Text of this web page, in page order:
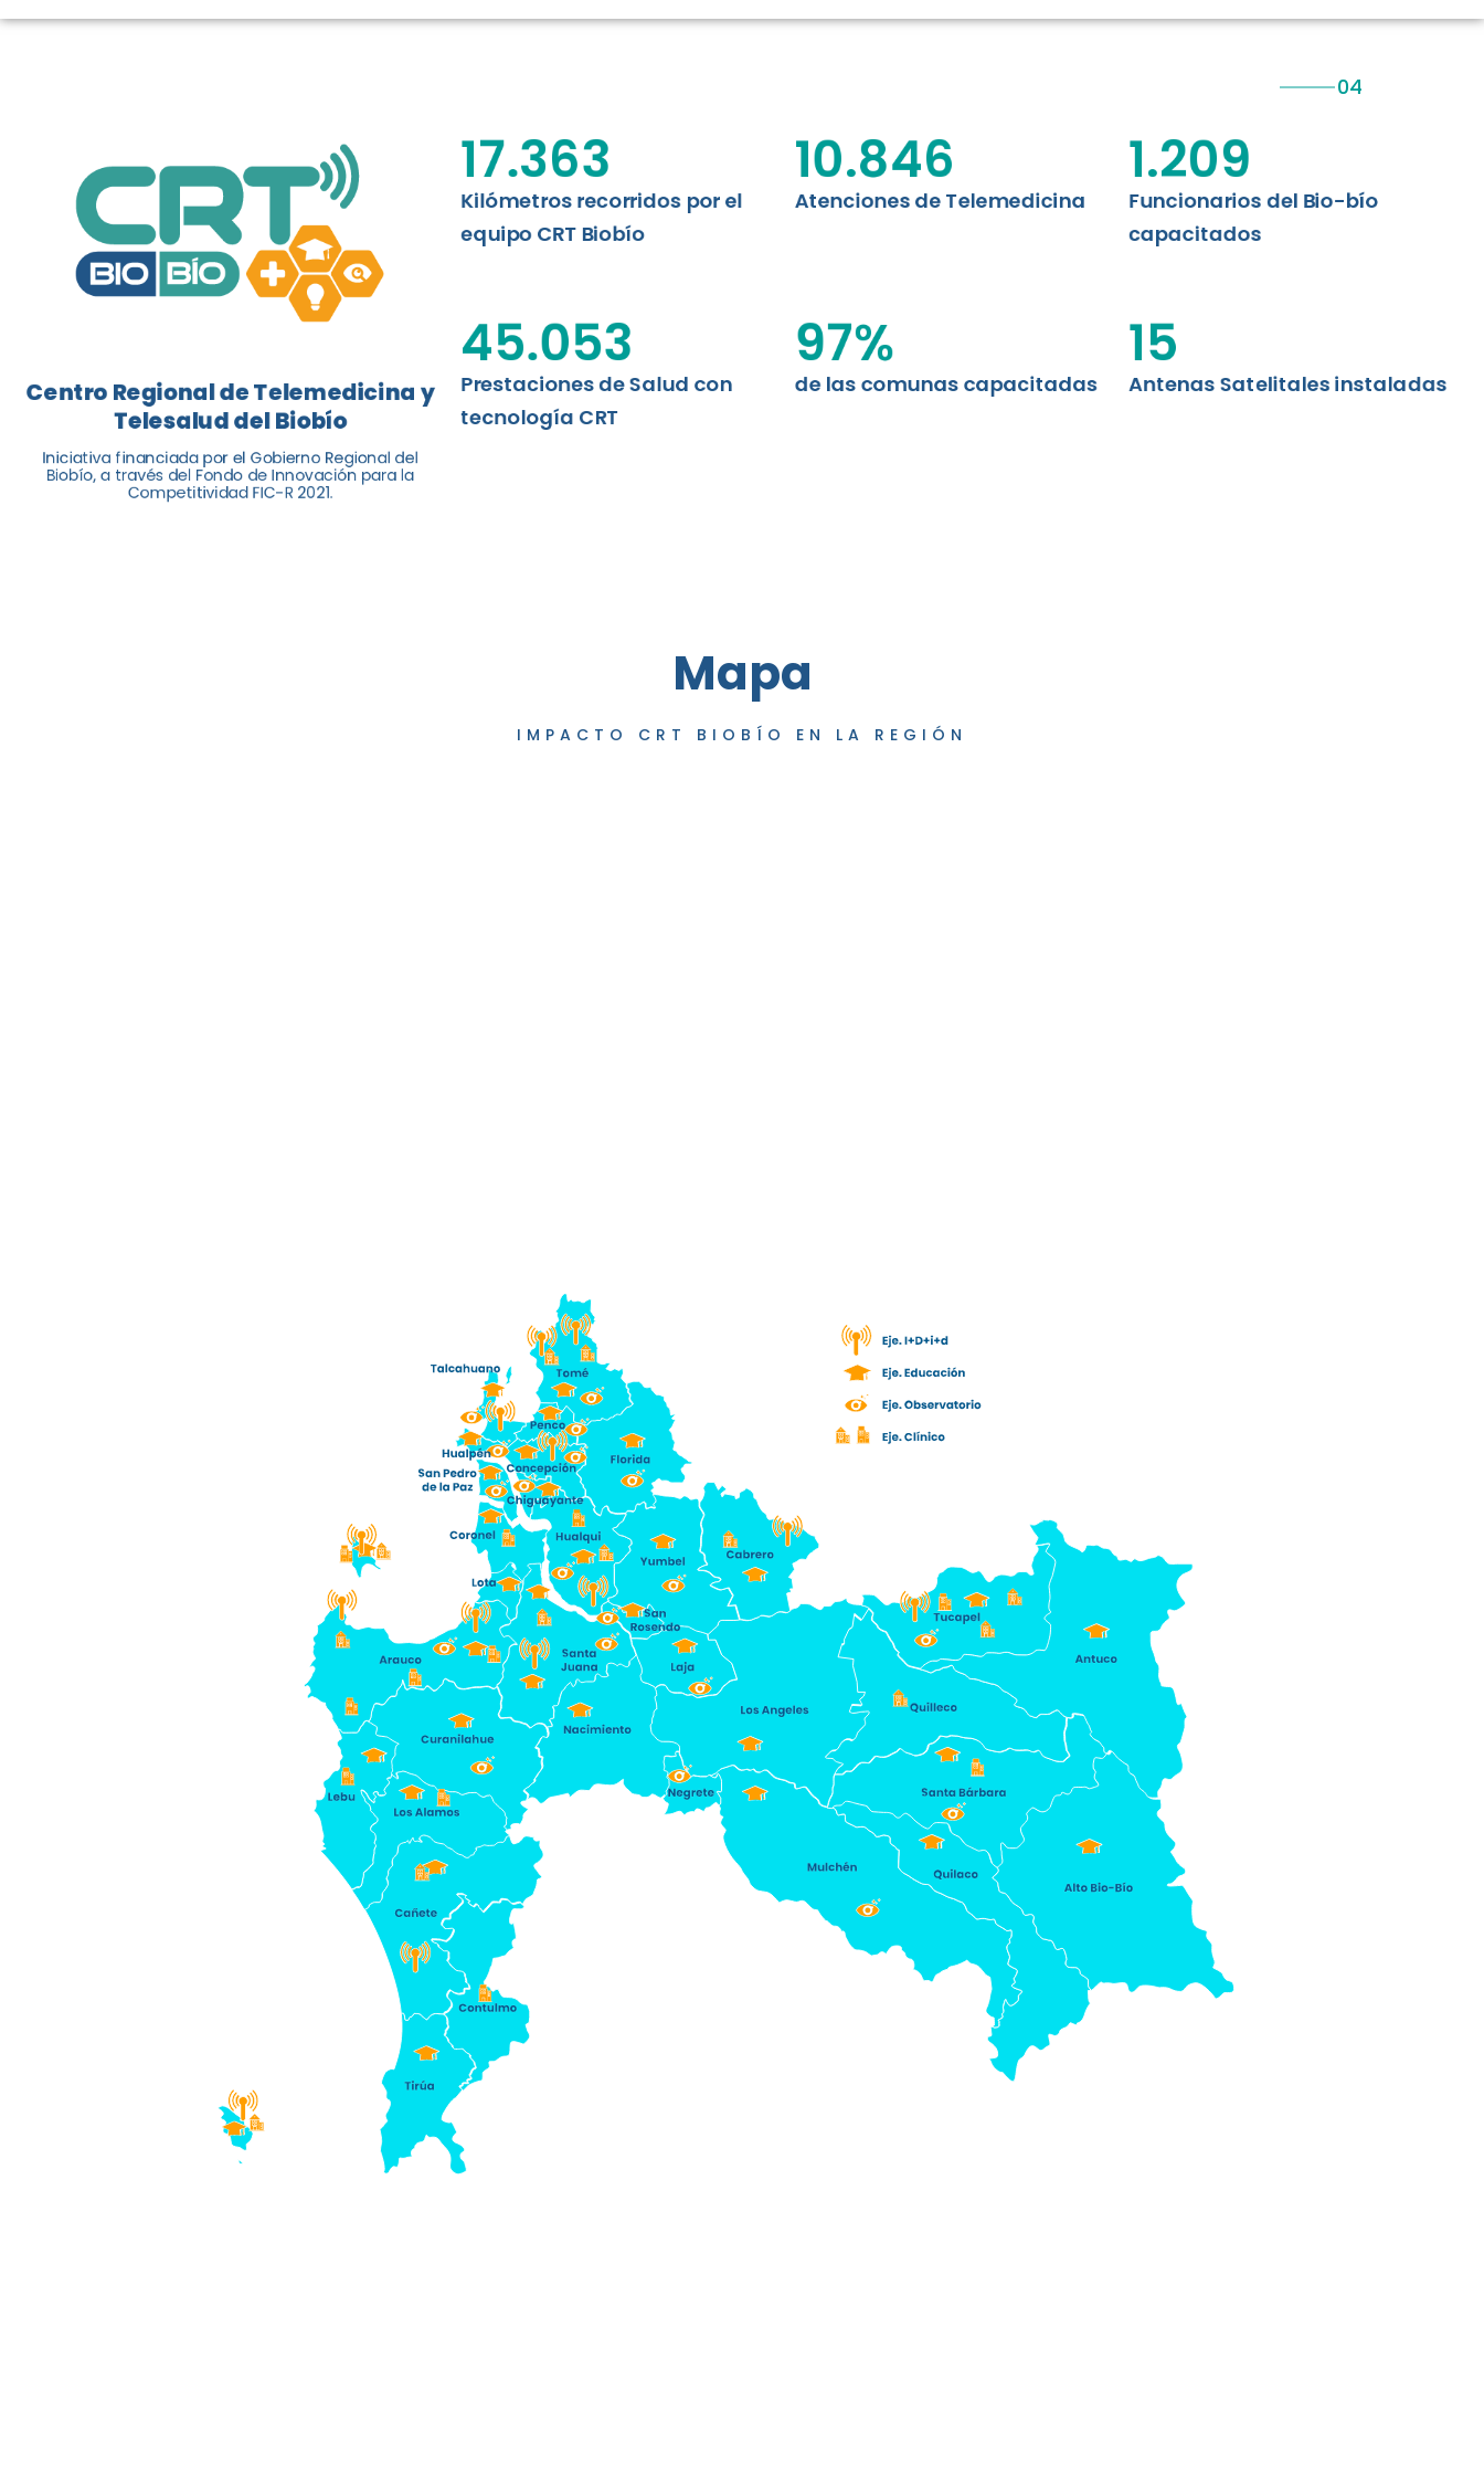
ABORDAJE CLÍNICO EN
I+D+I+E
MDPA
Telesalud del Biobío, a través de la Universidad de Concepción...
Leer más
Centro Regional de Telemedicina y
Telesalud del Biobío
Iniciativa financiada por el Gobierno Regional del
Biobío, a través del Fondo de Innovación para la
Competitividad FIC-R 2021.
Kilómetros recorridos por el
equipo CRT Biobío
17.363
Atenciones de Telemedicina
10.846
Funcionarios del Bio-bío
capacitados
1.209
Prestaciones de Salud con
tecnología CRT
45.053
de las comunas capacitadas
97%
Antenas Satelitales instaladas
15
Mapa
IMPACTO CRT BIOBÍO EN LA REGIÓN